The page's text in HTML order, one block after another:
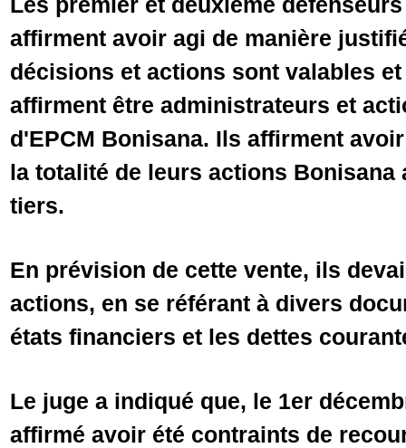
affirment avoir agi de manière
décisions et actions sont valables
affirment être administrateurs et
d'EPCM Bonisana. Ils affirment
la totalité de leurs actions Bonisana
tiers.
En prévision de cette vente, ils
actions, en se référant à divers
états financiers et les dettes
Le juge a indiqué que, le 1er
affirmé avoir été contraints de